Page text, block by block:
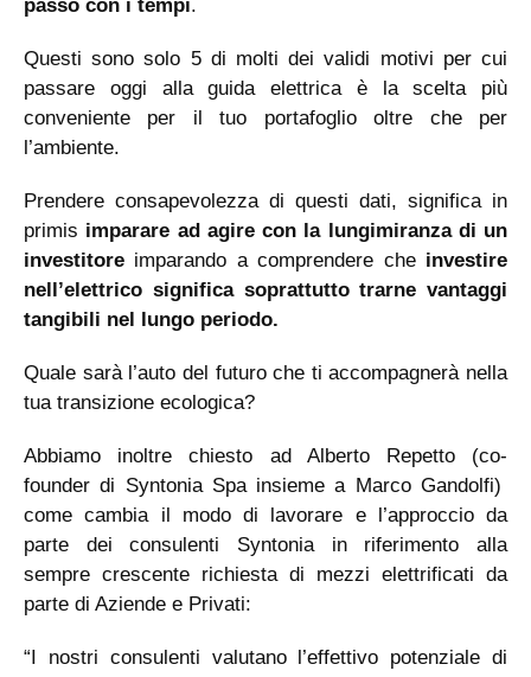
passo con i tempi.
Questi sono solo 5 di molti dei validi motivi per cui
passare oggi alla guida elettrica è la scelta più
conveniente per il tuo portafoglio oltre che per
l’ambiente.
Prendere consapevolezza di questi dati, significa in
primis imparare ad agire con la lungimiranza di un
investitore imparando a comprendere che investire
nell’elettrico significa soprattutto trarne vantaggi
tangibili nel lungo periodo.
Quale sarà l’auto del futuro che ti accompagnerà nella
tua transizione ecologica?
Abbiamo inoltre chiesto ad Alberto Repetto (co-
founder di Syntonia Spa insieme a Marco Gandolfi)
come cambia il modo di lavorare e l’approccio da
parte dei consulenti Syntonia in riferimento alla
sempre crescente richiesta di mezzi elettrificati da
parte di Aziende e Privati:
“I nostri consulenti valutano l’effettivo potenziale di